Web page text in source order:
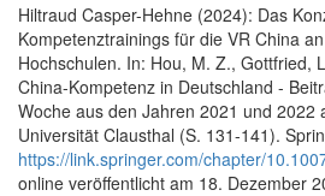
Hiltraud Casper-Hehne (2024): Das
Kompetenztrainings für die VR China
Hochschulen. In: Hou, M. Z., Gottfried,
China-Kompetenz in Deutschland -
Woche aus den Jahren 2021 und 2022
Universität Clausthal (S. 131-141).
https://link.springer.com/chapter/
online veröffentlicht am 18. Dezember